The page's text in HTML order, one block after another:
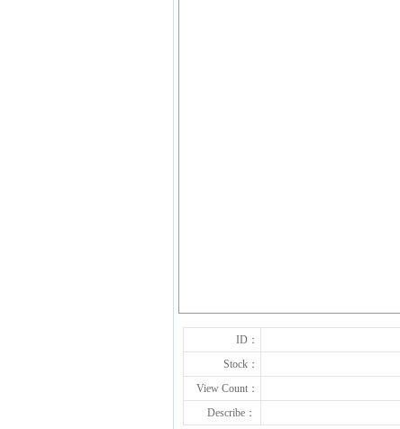
ID：
Stock：
View Count：
Describe：